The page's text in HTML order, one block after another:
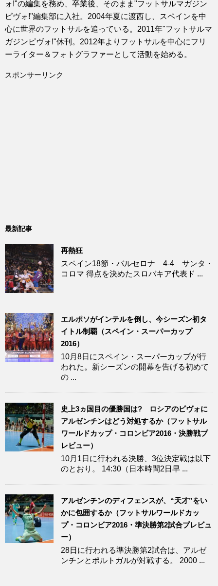
ォ!"の編集を務め、卒業後、そのまま"フットサルマガジン
ピヴォ!"編集部に入社。2004年夏に渡西し、スペインを中
心に世界のフットサルを追っている。2011年"フットサルマ
ガジンピヴォ!"休刊。2012年よりフットサルを中心にフリ
ーライター＆フォトグラファーとして活動を始める。
スポンサーリンク
最新記事
再熱狂
スペイン18節・バルセロナ 4-4 サンタ・
コロマ 得点を決めたスロバキア代表ド ...
エルポソがインテルを倒し、今シーズン初タ
イトル制覇（スペイン・スーパーカップ
2016）
10月8日にスペイン・スーパーカップが行
われた。新シーズンの開幕を告げる初めて
の ...
史上3ヵ国目の優勝国は? ロシアのピヴォに
アルゼンチンはどう対処するか（フットサル
ワールドカップ・コロンビア2016・決勝戦プ
レビュー）
10月1日に行われる決勝、3位決定戦は以下
のとおり。 14:30（日本時間2日早 ...
アルゼンチンのディフェンスが、“天才”をい
かに包囲するか（フットサルワールドカッ
プ・コロンビア2016・準決勝第2試合プレビュ
ー）
28日に行われる準決勝第2試合は、アルゼ
ンチンとポルトガルが対戦する。 2000 ...